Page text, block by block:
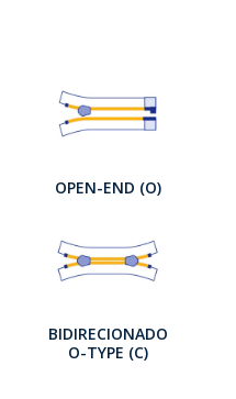
OPEN-END (O)
BIDIRECIONADO
O-TYPE (C)